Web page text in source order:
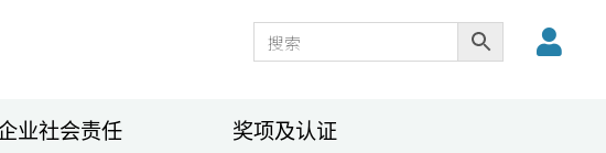
业社会责任 奖项及认证